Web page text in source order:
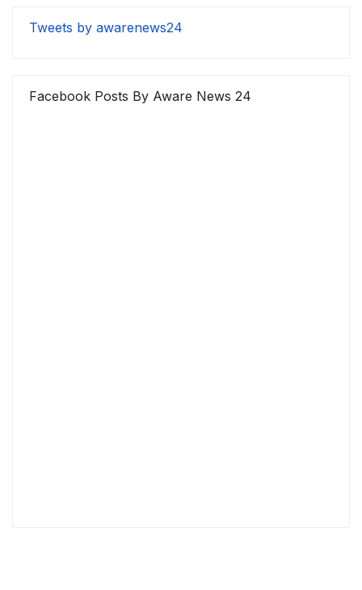
Tweets by awarenews24
Facebook Posts By Aware News 24